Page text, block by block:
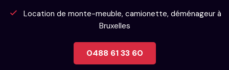
Location de monte-meuble, camionette, déménageur à
Bruxelles
0488 61 33 60